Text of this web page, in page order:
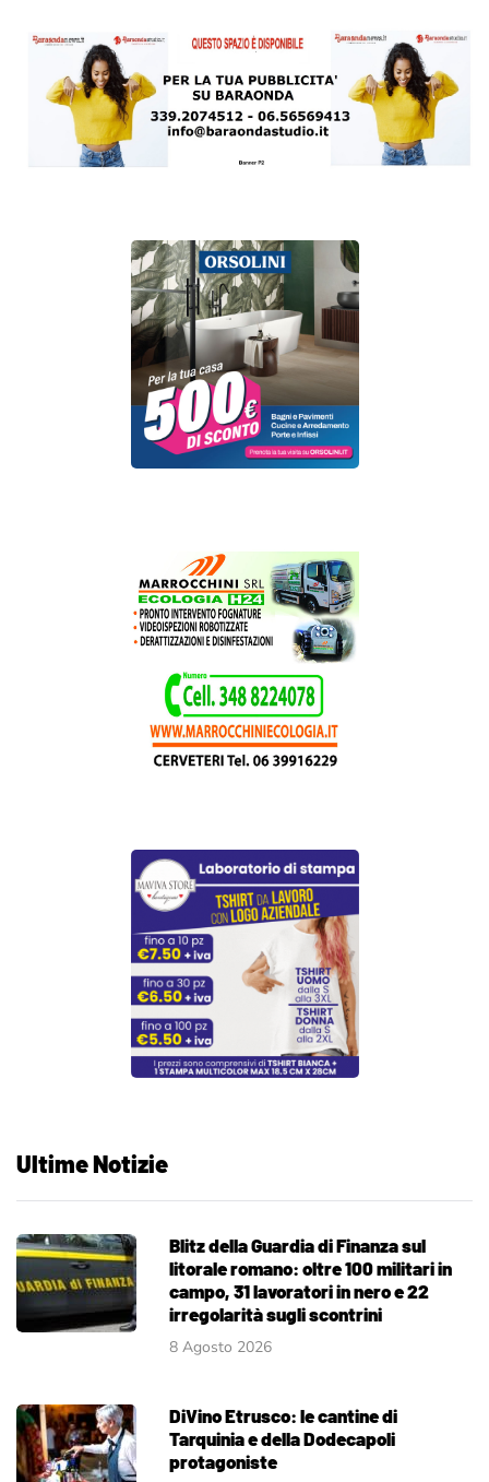
Ultime Notizie
Blitz della Guardia di Finanza sul
litorale romano: oltre 100 militari in
campo, 31 lavoratori in nero e 22
irregolarità sugli scontrini
8 Agosto 2026
DiVino Etrusco: le cantine di
Tarquinia e della Dodecapoli
protagoniste